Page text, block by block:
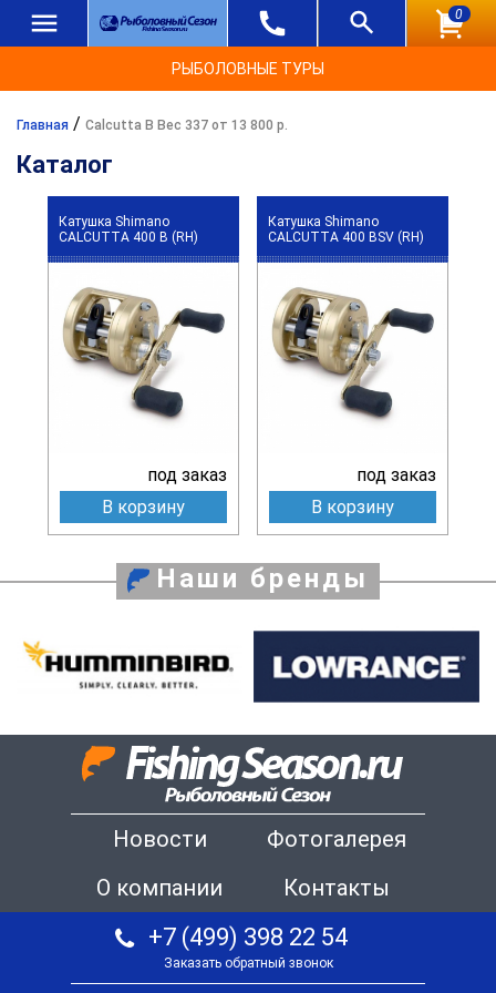
0
РЫБОЛОВНЫЕ ТУРЫ
Главная / Calcutta B Вес 337 от 13 800 р.
Каталог
Катушка Shimano
CALCUTTA 400 B (RH)
под заказ
В корзину
Катушка Shimano
CALCUTTA 400 BSV (RH)
под заказ
В корзину
Наши бренды
Новости
Фотогалерея
О компании
Контакты
+7 (499) 398 22 54
Заказать обратный звонок